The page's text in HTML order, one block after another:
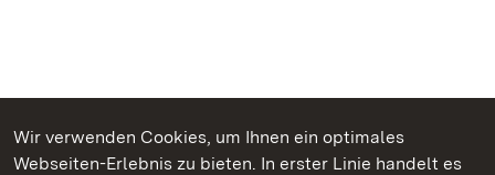
Wir verwenden Cookies, um Ihnen ein optimales
Webseiten-Erlebnis zu bieten. In erster Linie handelt es